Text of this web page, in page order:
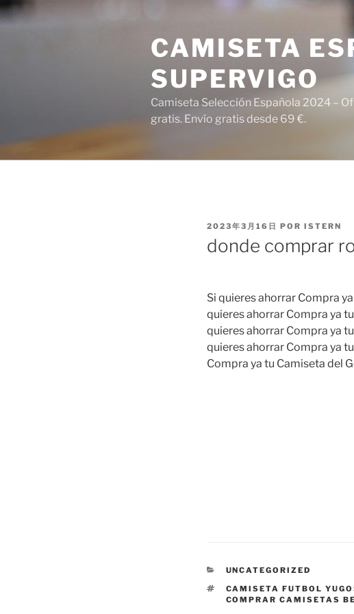
Saltar
al
CAMISETA
SUPERVIGO
Camiseta Selección Española 2024 –
gratis. Envío gratis desde 69 €.
PUBLICADO
EL
2023年3月16日 POR ISTERN
donde comprar
Si quieres ahorrar Compra
quieres ahorrar Compra ya
quieres ahorrar Compra ya
quieres ahorrar Compra ya
Compra ya tu Camiseta del
CATEGORÍAS
UNCATEGORIZED
ETIQUETAS
CAMISETA FUTBOL
COMPRAR CAMISETAS